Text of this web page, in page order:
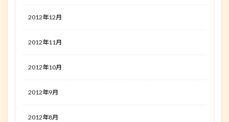
2012年12月
2012年11月
2012年10月
2012年9月
2012年8月